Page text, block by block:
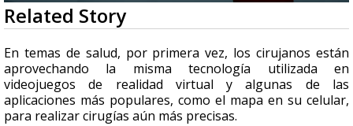
0
seconds
of
2
minutes,
24
seconds
Related Story
En temas de salud, por primera vez, los cirujanos están
aprovechando la misma tecnología utilizada en
videojuegos de realidad virtual y algunas de las
aplicaciones más populares, como el mapa en su celular,
para realizar cirugías aún más precisas.